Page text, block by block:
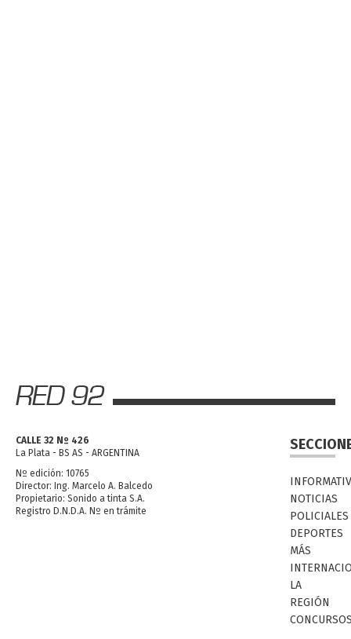
CALLE 32 Nº 426
La Plata - BS AS - ARGENTINA
Nº edición: 10765
Director: Ing. Marcelo A. Balcedo
Propietario: Sonido a tinta S.A.
Registro D.N.D.A. Nº en trámite
NOTICIAS
POLICIALES
DEPORTES
MÁS
LA
REGIÓN